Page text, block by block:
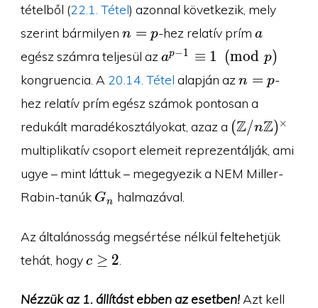
tételből (22.1. Tétel) azonnal következik, mely
szerint bármilyen n=p
n = p-hez relatív príma
a
egész számra teljesül aza^{p-
1}\equiv
1\pmod
p
ap−1 ≡ 1 (mod p)
kongruencia. A 20.14. Tétel alapján azn=p
n = p-
hez relatív prím egész számok pontosan a
redukált maradékosztályokat, azaz a (\Z/
(Z/nZ)×
multiplikatív csoport elemeit reprezentálják, ami
ugye – mint láttuk – megegyezik a NEM Miller-
Rabin-tanúk G_n
Gn halmazával.
Az általánosság megsértése nélkül feltehetjük
tehát, hogyc\geq
c ≥ 2
Nézzük az 1. állítást ebben az esetben!Azt kell